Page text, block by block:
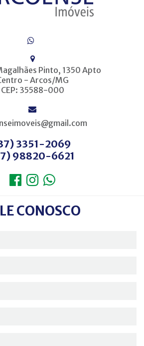
Pinto, 1350 Apto
- Arcos/MG
CEP: 35588-000
3351-2069
98820-6621
CONOSCO